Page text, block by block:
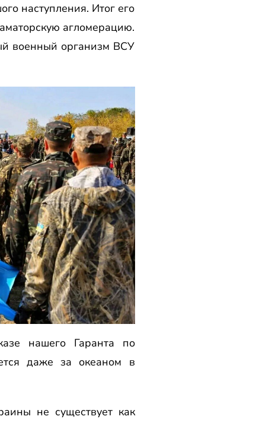
наступления. Итог его
агломерацию.
военный организм ВСУ
нашего Гаранта по
даже за океаном в
не существует как